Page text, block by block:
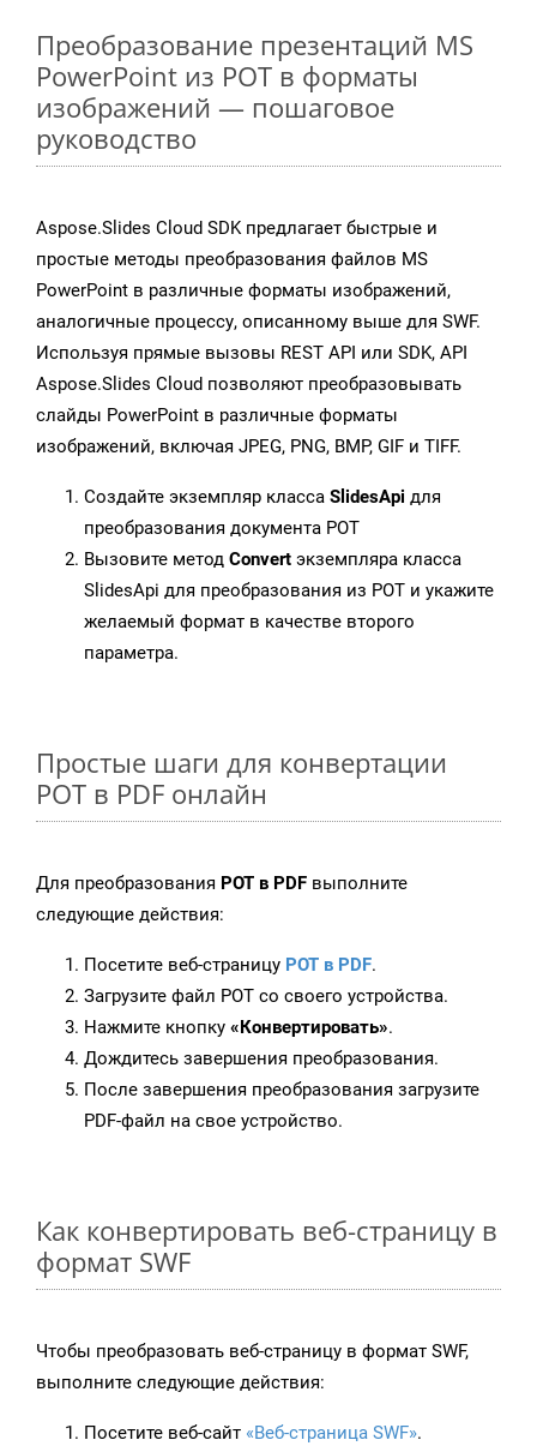
Преобразование презентаций MS
PowerPoint из POT в форматы
изображений — пошаговое
руководство
Aspose.Slides Cloud SDK предлагает быстрые и
простые методы преобразования файлов MS
PowerPoint в различные форматы изображений,
аналогичные процессу, описанному выше для SWF.
Используя прямые вызовы REST API или SDK, API
Aspose.Slides Cloud позволяют преобразовывать
слайды PowerPoint в различные форматы
изображений, включая JPEG, PNG, BMP, GIF и TIFF.
Создайте экземпляр класса SlidesApi для
преобразования документа POT
Вызовите метод Convert экземпляра класса
SlidesApi для преобразования из POT и укажите
желаемый формат в качестве второго
параметра.
Простые шаги для конвертации
POT в PDF онлайн
Для преобразования POT в PDF выполните
следующие действия:
Посетите веб-страницу POT в PDF.
Загрузите файл POT со своего устройства.
Нажмите кнопку «Конвертировать».
Дождитесь завершения преобразования.
После завершения преобразования загрузите
PDF-файл на свое устройство.
Как конвертировать веб-страницу в
формат SWF
Чтобы преобразовать веб-страницу в формат SWF,
выполните следующие действия:
Посетите веб-сайт «Веб-страница SWF».